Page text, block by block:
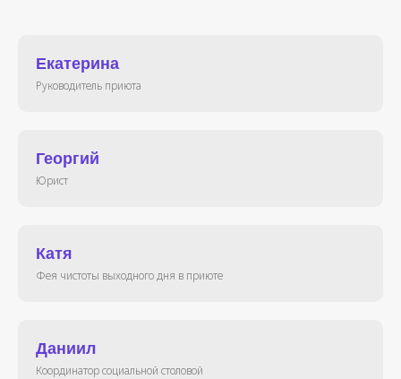
Екатерина
Руководитель приюта
Георгий
Юрист
Катя
Фея чистоты выходного дня в приюте
Даниил
Координатор социальной столовой